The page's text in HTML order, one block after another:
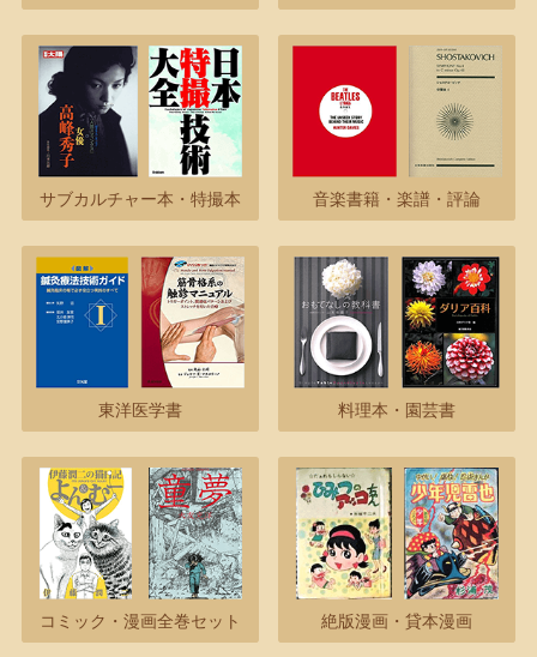
サブカルチャー本・特撮本 音楽書籍・楽譜・評論
東洋医学書 料理本・園芸書
コミック・漫画全巻セット 絶版漫画・貸本漫画